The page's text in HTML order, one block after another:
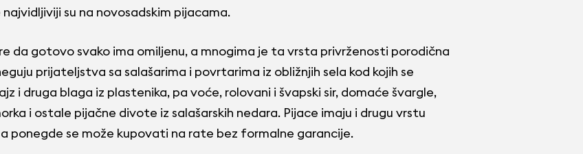
su na novosadskim pijacama.
da gotovo svako ima omiljenu, a mnogima je ta vrsta privrženosti porodična
prijateljstva sa salašarima i povrtarima iz obližnjih sela kod kojih se
i druga blaga iz plastenika, pa voće, rolovani i švapski sir, domaće švargle,
i ostale pijačne divote iz salašarskih nedara. Pijace imaju i drugu vrstu
ponegde se može kupovati na rate bez formalne garancije.